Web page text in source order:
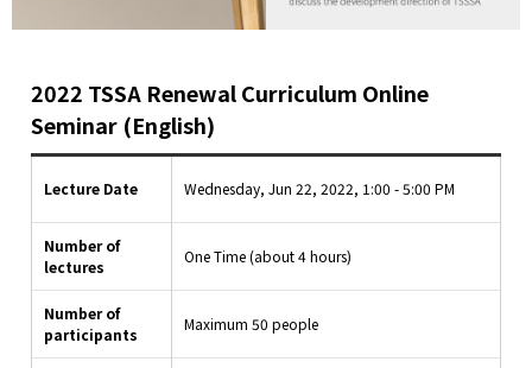
2022 TSSA Renewal Curriculum Online
Seminar (English)
Lecture Date Wednesday, Jun 22, 2022, 1:00 - 5:00 PM
Number of
lectures
One Time (about 4 hours)
Number of
participants
Maximum 50 people